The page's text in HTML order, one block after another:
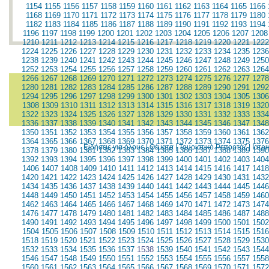
1154 1155 1156 1157 1158 1159 1160 1161 1162 1163 1164 1165 1166
1168 1169 1170 1171 1172 1173 1174 1175 1176 1177 1178 1179 1180
1182 1183 1184 1185 1186 1187 1188 1189 1190 1191 1192 1193 1194
1196 1197 1198 1199 1200 1201 1202 1203 1204 1205 1206 1207 1208
1210 1211 1212 1213 1214 1215 1216 1217 1218 1219 1220 1221 1222
1224 1225 1226 1227 1228 1229 1230 1231 1232 1233 1234 1235 1236
1238 1239 1240 1241 1242 1243 1244 1245 1246 1247 1248 1249 1250
1252 1253 1254 1255 1256 1257 1258 1259 1260 1261 1262 1263 1264
1266 1267 1268 1269 1270 1271 1272 1273 1274 1275 1276 1277 1278
1280 1281 1282 1283 1284 1285 1286 1287 1288 1289 1290 1291 1292
1294 1295 1296 1297 1298 1299 1300 1301 1302 1303 1304 1305 1306
1308 1309 1310 1311 1312 1313 1314 1315 1316 1317 1318 1319 1320
1322 1323 1324 1325 1326 1327 1328 1329 1330 1331 1332 1333 1334
1336 1337 1338 1339 1340 1341 1342 1343 1344 1345 1346 1347 1348
1350 1351 1352 1353 1354 1355 1356 1357 1358 1359 1360 1361 1362
1364 1365 1366 1367 1368 1369 1370 1371 1372 1373 1374 1375 1376
1378 1379 1380 1381 1382 1383 1384 1385 1386 1387 1388 1389 1390
1392 1393 1394 1395 1396 1397 1398 1399 1400 1401 1402 1403 1404
1406 1407 1408 1409 1410 1411 1412 1413 1414 1415 1416 1417 1418
1420 1421 1422 1423 1424 1425 1426 1427 1428 1429 1430 1431 1432
1434 1435 1436 1437 1438 1439 1440 1441 1442 1443 1444 1445 1446
1448 1449 1450 1451 1452 1453 1454 1455 1456 1457 1458 1459 1460
1462 1463 1464 1465 1466 1467 1468 1469 1470 1471 1472 1473 1474
1476 1477 1478 1479 1480 1481 1482 1483 1484 1485 1486 1487 1488
1490 1491 1492 1493 1494 1495 1496 1497 1498 1499 1500 1501 1502
1504 1505 1506 1507 1508 1509 1510 1511 1512 1513 1514 1515 1516
1518 1519 1520 1521 1522 1523 1524 1525 1526 1527 1528 1529 1530
1532 1533 1534 1535 1536 1537 1538 1539 1540 1541 1542 1543 1544
1546 1547 1548 1549 1550 1551 1552 1553 1554 1555 1556 1557 1558
Ειδήσεις για όλους|Θέματα|Τουριστικό Ρεπορτάζ|